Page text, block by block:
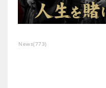
News(773)